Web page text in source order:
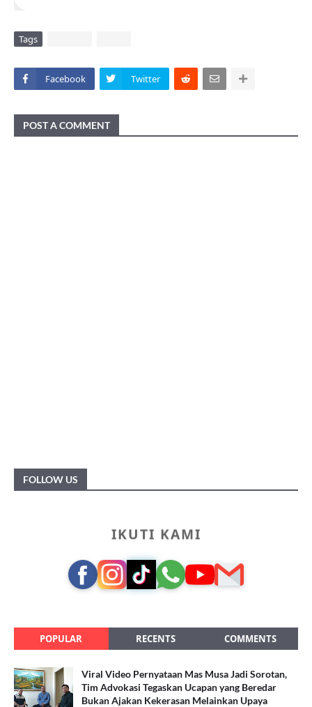
Tags
Facebook Twitter
POST A COMMENT
FOLLOW US
IKUTI KAMI
POPULAR RECENTS COMMENTS
Viral Video Pernyataan Mas Musa Jadi Sorotan,
Tim Advokasi Tegaskan Ucapan yang Beredar
Bukan Ajakan Kekerasan Melainkan Upaya